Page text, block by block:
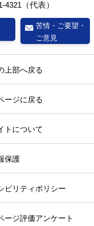
4321 （代表）
苦情・ご要望・
ご意見
上部へ戻る
ージに戻る
トについて
保護
ビリティポリシー
ージ評価アンケート